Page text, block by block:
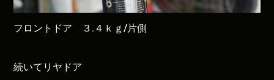
フロントドア ３.４ｋｇ/片側
続いてリヤドア